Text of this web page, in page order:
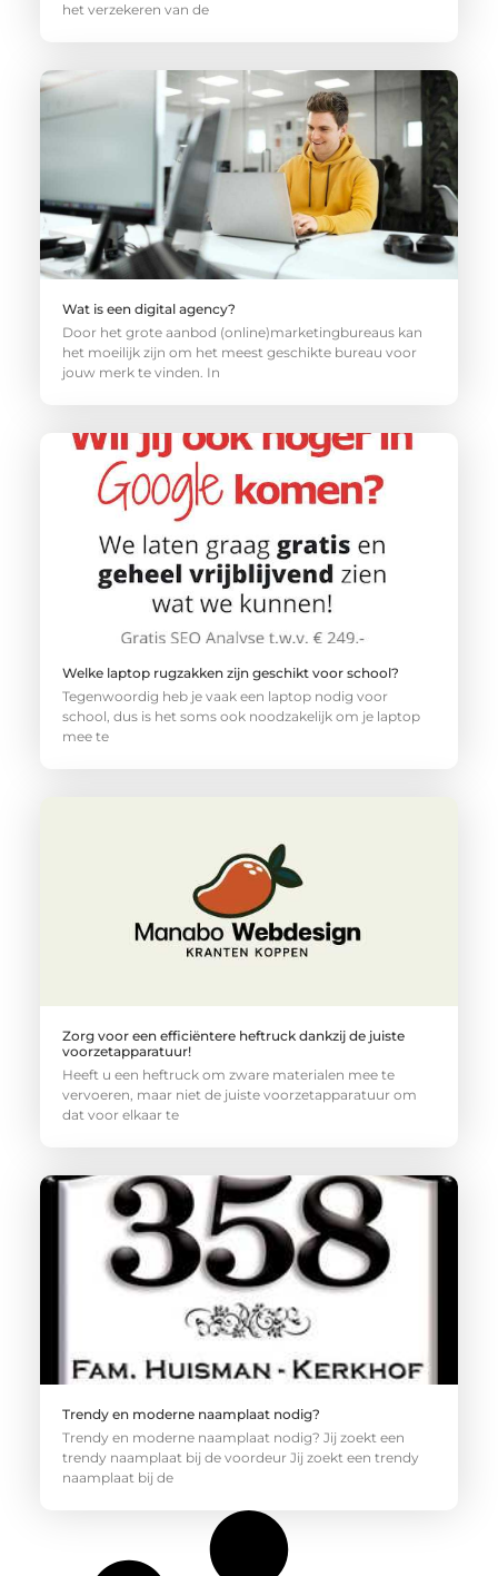
het verzekeren van de
Wat is een digital agency?
Door het grote aanbod (online)marketingbureaus kan
het moeilijk zijn om het meest geschikte bureau voor
jouw merk te vinden. In
Welke laptop rugzakken zijn geschikt voor school?
Tegenwoordig heb je vaak een laptop nodig voor
school, dus is het soms ook noodzakelijk om je laptop
mee te
Zorg voor een efficiëntere heftruck dankzij de juiste
voorzetapparatuur!
Heeft u een heftruck om zware materialen mee te
vervoeren, maar niet de juiste voorzetapparatuur om
dat voor elkaar te
Trendy en moderne naamplaat nodig?
Trendy en moderne naamplaat nodig? Jij zoekt een
trendy naamplaat bij de voordeur Jij zoekt een trendy
naamplaat bij de